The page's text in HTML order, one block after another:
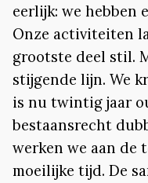
eerlijk: we hebben
Onze activiteiten
grootste deel stil.
stijgende lijn. We
is nu twintig jaar
bestaansrecht
werken we aan de
moeilijke tijd. De